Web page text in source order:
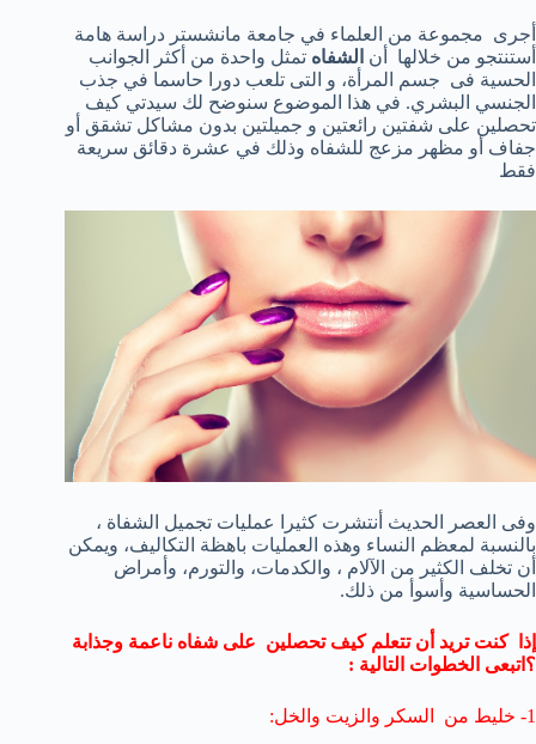
أجرى مجموعة من العلماء في جامعة مانشستر دراسة هامة
أستنتجو من خلالها
أن الشفاه تمثل واحدة من أكثر الجوانب
الحسية فى جسم المرأة، و التى تلعب دورا حاسما في جذب
الجنسي البشري. في هذا الموضوع سنوضح لك سيدتي كيف
تحصلين على شفتين رائعتين و جميلتين بدون مشاكل تشقق أو
جفاف أو مظهر مزعج للشفاه وذلك في عشرة دقائق سريعة
فقط
وفى العصر الحديث أنتشرت كثيرا عمليات تجميل الشفاة ،
بالنسبة لمعظم النساء وهذه العمليات باهظة التكاليف، ويمكن
أن تخلف الكثير من الآلام ، والكدمات، والتورم، وأمراض
الحساسية و أسوأ من ذلك.
إذا كنتتريد أن تتعلم كيف تحصلين على شفاه ناعمة وجذابة
؟اتبعى الخطوات التالية :
1- خليط من السكر والزيت والخل: